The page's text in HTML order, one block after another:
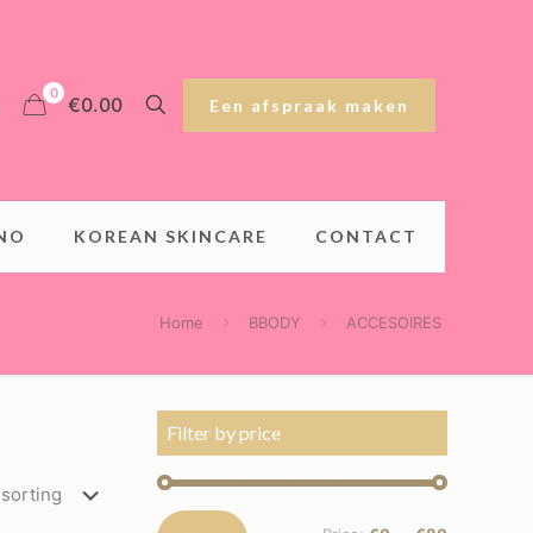
KOREAN SKINCARE CONTACT
0 €0.00 Een afspraak maken
Home BBODY ACCESOIRES
Filter by price
Min
Max